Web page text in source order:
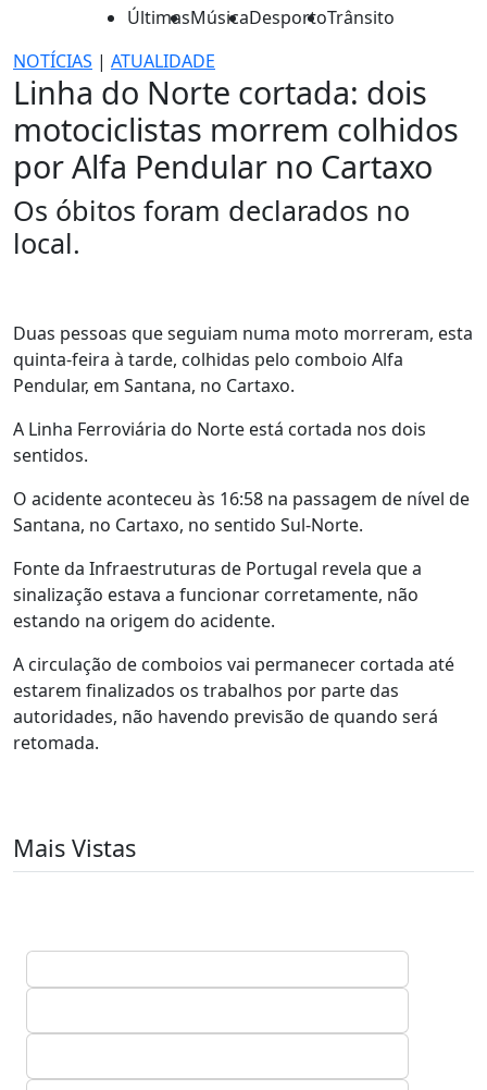
ÚltimasMúsicaDesportoTrânsito
NOTÍCIAS | ATUALIDADE
Linha do Norte cortada: dois
motociclistas morrem colhidos
por Alfa Pendular no Cartaxo
Os óbitos foram declarados no
local.
Duas pessoas que seguiam numa moto morreram, esta
quinta-feira à tarde, colhidas pelo comboio Alfa
Pendular, em Santana, no Cartaxo.
A Linha Ferroviária do Norte está cortada nos dois
sentidos.
O acidente aconteceu às 16:58 na passagem de nível de
Santana, no Cartaxo, no sentido Sul-Norte.
Fonte da Infraestruturas de Portugal revela que a
sinalização estava a funcionar corretamente, não
estando na origem do acidente.
A circulação de comboios vai permanecer cortada até
estarem finalizados os trabalhos por parte das
autoridades, não havendo previsão de quando será
retomada.
Mais Vistas